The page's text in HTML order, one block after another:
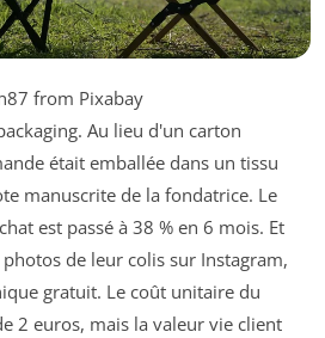
from Pixabay
Au lieu d'un carton
était emballée dans un tissu
manuscrite de la fondatrice. Le
est passé à 38 % en 6 mois. Et
de leur colis sur Instagram,
gratuit. Le coût unitaire du
2 euros, mais la valeur vie client